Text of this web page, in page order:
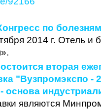
по
2014 г. Отель и
вторая
"Вузпромэкспо -
основа
являются